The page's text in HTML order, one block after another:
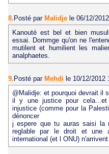
8. Posté par Malidje le 06/12/
Kanouté est bel et bien
essai. Dommge qu'on ne
mutilent et humilient les
analphaetes.
9. Posté par Mehdi le 10/12/2012
@Malidje: et pourquoi devrait il
il y une justice pour cela...et
injustice (comme pour la
dénoncer
j espere que tu auras saisi la
reglable par le droit et une
international (et l ONU) n'arrivent